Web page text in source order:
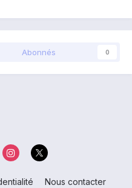
Abonnés 0
Nous contacter